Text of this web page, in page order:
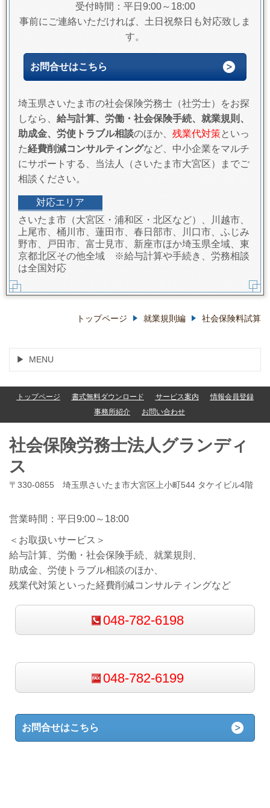
受付時間：平日9:00～18:00
事前にご連絡いただければ、土日祝祭日も対応致しま
す。
お問合せはこちら
埼玉県さいたま市の社会保険労務士（社労士）をお探
しなら、 給与計算、労働・社会保険手続、就業規則、
助成金、労使トラブル相談のほか、 残業代対策といっ
た経費削減コンサルティングなど、中小企業をマルチ
にサポートする、当法人（さいたま市大宮区）までご
相談ください。
対応エリア
さいたま市（大宮区・浦和区・北区など）、川越市、
上尾市、桶川市、蓮田市、春日部市、川口市、ふじみ
野市、戸田市、富士見市、新座市ほか埼玉県全域、東
京都北区その他全域 ※給与計算や手続き、労務相談
は全国対応
トップページ 就業規則編 社会保険料試算
MENU
トップページ 書式無料ダウンロード サービス案内
情報会員登録
事務所紹介
お問い合わせ
社会保険労務士法人グランディ
ス
〒330-0855 埼玉県さいたま市大宮区上小町544 タケイビル4階
営業時間：平日9:00～18:00
＜お取扱いサービス＞
給与計算、労働・社会保険手続、就業規則、
助成金、労使トラブル相談のほか、
残業代対策といった経費削減コンサルティングなど
048-782-6198
048-782-6199
お問合せはこちら